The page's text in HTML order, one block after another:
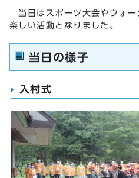
当日はスポーツ大会やウォー
楽しい活動となりました。
当日の様子
入村式